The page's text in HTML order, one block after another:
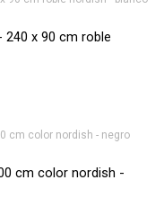
x 90 cm roble
cm color nordish -